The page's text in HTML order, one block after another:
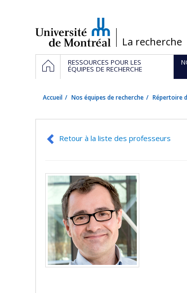
/La recherche
Navigation
principale
ACCUEILRESSOURCES POUR LES
ÉQUIPES DE RECHERCHE
Accueil Nos équipes de recherche Répertoire
Retour à la liste des professeurs